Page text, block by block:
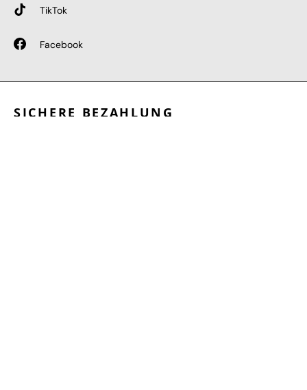
TikTok
Facebook
SICHERE BEZAHLUNG